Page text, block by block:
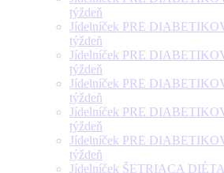
týždeň
Jídelníček PRE
týždeň
Jídelníček PRE
týždeň
Jídelníček PRE
týždeň
Jídelníček PRE
týždeň
Jídelníček PRE
týždeň
Jídelníček ŠETRIACA